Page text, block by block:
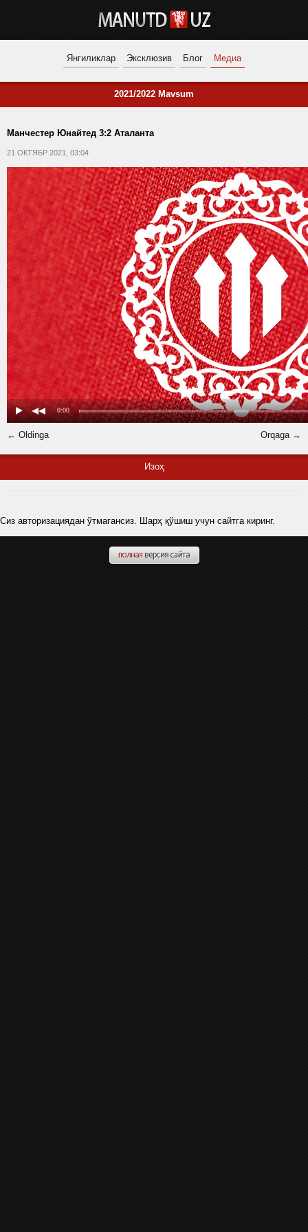
Янгиликлар Эксклюзив Блог Медиа
2021/2022 Mavsum
Манчестер Юнайтед 3:2 Аталанта
21 ОКТЯБР 2021, 03:04
← Oldinga Orqaga →
Изоҳ
Сиз авторизациядан ўтмагансиз. Шарҳ қўшиш учун сайтга киринг.